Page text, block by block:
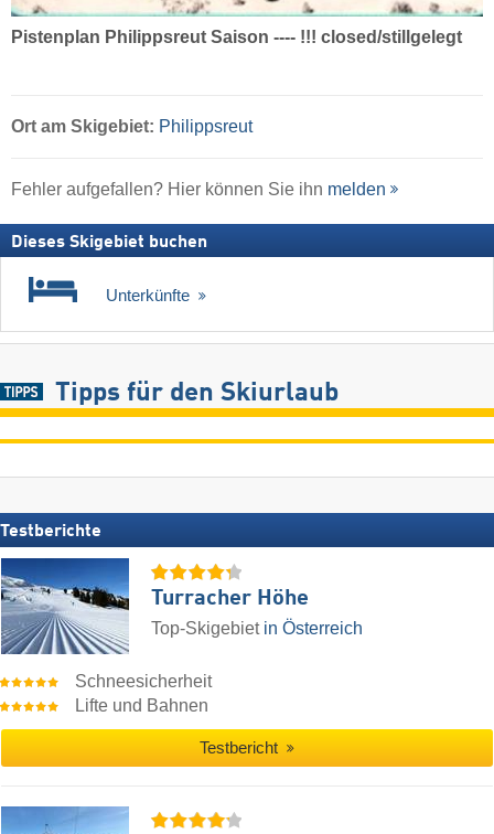
Pistenplan Philippsreut Saison ---- !!! closed/stillgelegt
Ort am Skigebiet: Philippsreut
Fehler aufgefallen? Hier können Sie ihn melden
Dieses Skigebiet buchen
Unterkünfte
Tipps für den Skiurlaub
Testberichte
Turracher Höhe
Top-Skigebiet in Österreich
Schneesicherheit
Lifte und Bahnen
Testbericht